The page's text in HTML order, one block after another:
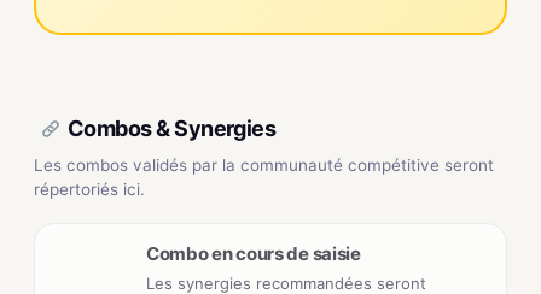
Combos & Synergies
Les combos validés par la communauté compétitive seront
répertoriés ici.
Combo en cours de saisie
Les synergies recommandées seront